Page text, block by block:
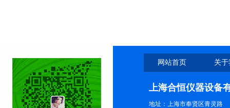
网站首页 关
上海合恒仪器设备
地址：上海市奉贤区青灵路